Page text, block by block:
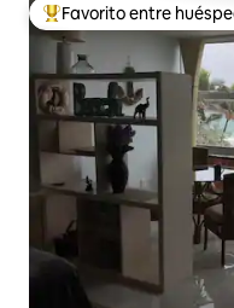
Favorito entre
Favorito entre